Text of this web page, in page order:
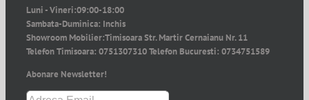
Luni - Vineri:09:00-18:00
Sambata-Duminica: Inchis
Showroom Mobilier:Timisoara Str. Martir Cernaianu Nr. 11
Telefon Timisoara: 0751307310Telefon Bucuresti: 0734751589
Abonare Newsletter!